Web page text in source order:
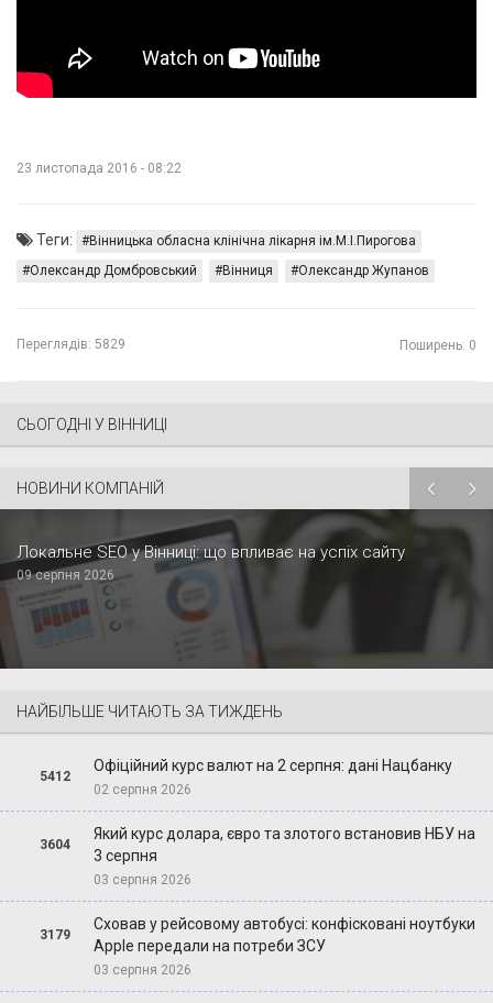
23 листопада 2016 - 08:22
Теги:
Вінницька обласна клінічна лікарня ім.М.І.Пирогова
Олександр Домбровський
Вінниця Олександр Жупанов
Переглядів: 5829 Поширень: 0
СЬОГОДНІ У ВІННИЦІ
НОВИНИ КОМПАНІЙ
Локальне SEO у Вінниці: що впливає на успіх сайту
09 серпня 2026
НАЙБІЛЬШЕ ЧИТАЮТЬ ЗА ТИЖДЕНЬ
5412
Офіційний курс валют на 2 серпня: дані Нацбанку
02 серпня 2026
3604
Який курс долара, євро та злотого встановив НБУ на
3 серпня
03 серпня 2026
3179
Сховав у рейсовому автобусі: конфісковані ноутбуки
Apple передали на потреби ЗСУ
03 серпня 2026